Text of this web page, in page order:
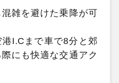
雑を避けた乗降が可
I.Cまで車で8分と郊
にも快適な交通アク